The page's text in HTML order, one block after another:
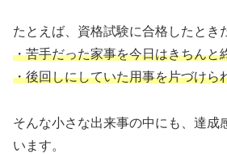
たとえば、資格試験に合格したとき
・苦手だった家事を今日はきちんと
・後回しにしていた用事を片づけら
そんな小さな出来事の中にも、達成
います。